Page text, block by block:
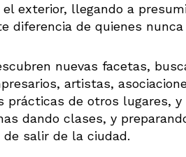
exterior, llegando a
diferencia de quienes
nuevas facetas,
artistas,
prácticas de otros lugares,
dando clases, y
salir de la ciudad.